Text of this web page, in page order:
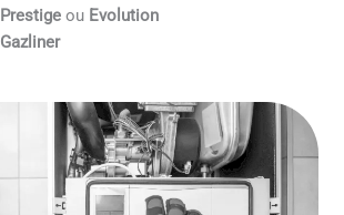
Prestige ou Evolution
Gazliner